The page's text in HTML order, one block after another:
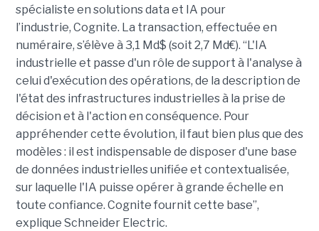
spécialiste en solutions data et IA pour
l’industrie, Cognite. La transaction, effectuée en
numéraire, s’élève à 3,1 Md$ (soit 2,7 Md€). “L'IA
industrielle et passe d'un rôle de support à l'analyse à
celui d'exécution des opérations, de la description de
l'état des infrastructures industrielles à la prise de
décision et à l'action en conséquence. Pour
appréhender cette évolution, il faut bien plus que des
modèles : il est indispensable de disposer d'une base
de données industrielles unifiée et contextualisée,
sur laquelle l'IA puisse opérer à grande échelle en
toute confiance. Cognite fournit cette base”,
explique Schneider Electric.